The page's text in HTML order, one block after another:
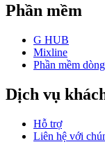
Phần mềm
G HUB
Mixline
Phần mềm
Dịch vụ
Hỗ trợ
Liên hệ với